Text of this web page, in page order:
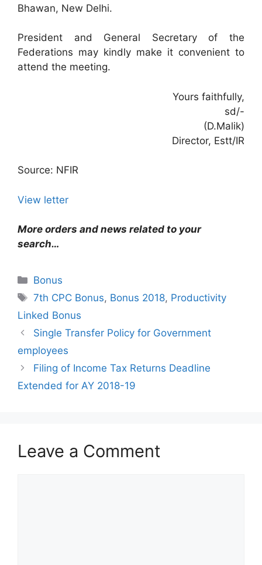
Bhawan, New Delhi.
President and General Secretary of the
Federations may kindly make it convenient to
attend the meeting.
Yours faithfully,
sd/-
(D.Malik)
Director, Estt/IR
Source: NFIR
View letter
More orders and news related to your
search…
Categories
Bonus
Tags
7th CPC Bonus, Bonus 2018, Productivity
Linked Bonus
Single Transfer Policy for Government
employees
Filing of Income Tax Returns Deadline
Extended for AY 2018-19
Leave a Comment